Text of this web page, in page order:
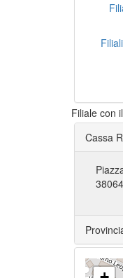
Filiale con
Cassa